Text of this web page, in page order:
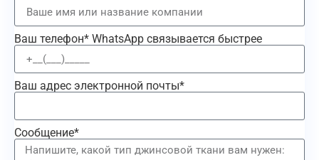
Ваш телефон* WhatsApp связывается быстрее
Ваш адрес электронной почты*
Сообщение*